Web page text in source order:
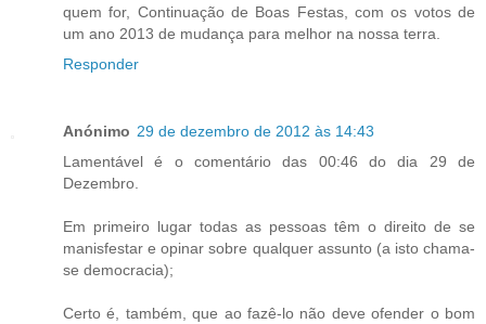
quem for, Continuação de Boas Festas, com os votos de
um ano 2013 de mudança para melhor na nossa terra.
Responder
Anónimo 29 de dezembro de 2012 às 14:43
Lamentável é o comentário das 00:46 do dia 29 de
Dezembro.
Em primeiro lugar todas as pessoas têm o direito de se
manisfestar e opinar sobre qualquer assunto (a isto chama-
se democracia);
Certo é, também, que ao fazê-lo não deve ofender o bom